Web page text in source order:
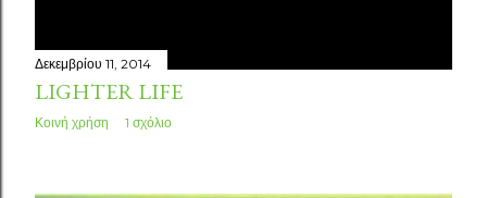
Δεκεμβρίου 11, 2014
LIGHTER LIFE
Κοινή χρήση 1 σχόλιο